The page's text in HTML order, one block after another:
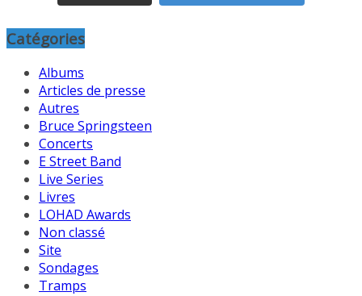
Catégories
Albums
Articles de presse
Autres
Bruce Springsteen
Concerts
E Street Band
Live Series
Livres
LOHAD Awards
Non classé
Site
Sondages
Tramps